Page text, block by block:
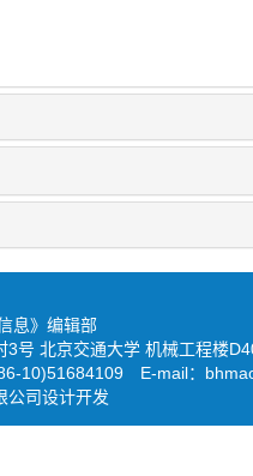
息》编辑部
3号 北京交通大学 机械工程楼
10)51684109 E-mail：
公司设计开发